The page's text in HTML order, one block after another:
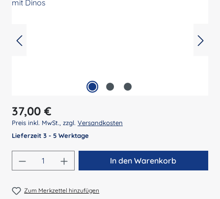
Regulärer Preis:
37,00 €
Preis inkl. MwSt., zzgl. Versandkosten
Lieferzeit 3 - 5 Werktage
Produkt Anzahl: Gib den gewünschten
In den Warenkorb
Zum Merkzettel hinzufügen